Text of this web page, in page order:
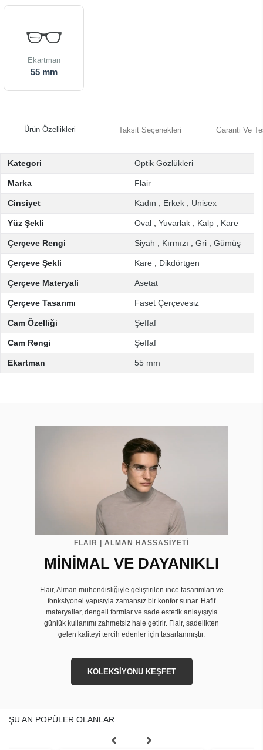
Ekartman
55 mm
Ürün Özellikleri Taksit Seçenekleri Garanti Ve
Kategori Optik Gözlükleri
Marka Flair
Cinsiyet Kadın Erkek Unisex
Yüz Şekli Oval Yuvarlak Kalp Kare
Çerçeve Rengi Siyah Kırmızı Gri Gümüş
Çerçeve Şekli Kare Dikdörtgen
Çerçeve Materyali Asetat
Çerçeve Tasarımı Faset Çerçevesiz
Cam Özelliği Şeffaf
Cam Rengi Şeffaf
Ekartman 55 mm
FLAIR | ALMAN HASSASİYETİ
MİNİMAL VE DAYANIKLI
Flair, Alman mühendisliğiyle geliştirilen ince tasarımları ve
fonksiyonel yapısıyla zamansız bir konfor sunar. Hafif
materyaller, dengeli formlar ve sade estetik anlayışıyla
günlük kullanımı zahmetsiz hale getirir. Flair, sadelikten
gelen kaliteyi tercih edenler için tasarlanmıştır.
KOLEKSİYONU KEŞFET
ŞU AN POPÜLER OLANLAR